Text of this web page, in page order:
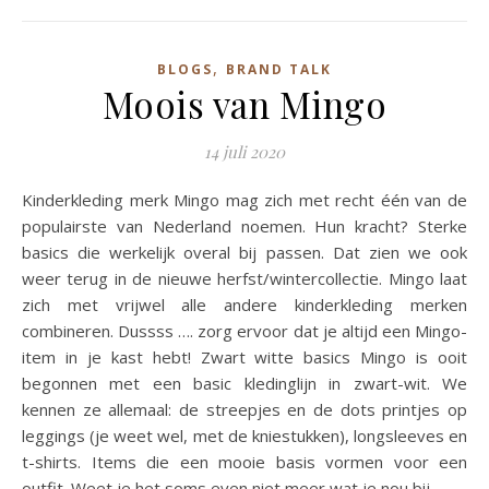
BLOGS, BRAND TALK
Moois van Mingo
14 juli 2020
Kinderkleding merk Mingo mag zich met recht één van de
populairste van Nederland noemen. Hun kracht? Sterke
basics die werkelijk overal bij passen. Dat zien we ook
weer terug in de nieuwe herfst/wintercollectie. Mingo laat
zich met vrijwel alle andere kinderkleding merken
combineren. Dussss …. zorg ervoor dat je altijd een Mingo-
item in je kast hebt! Zwart witte basics Mingo is ooit
begonnen met een basic kledinglijn in zwart-wit. We
kennen ze allemaal: de streepjes en de dots printjes op
leggings (je weet wel, met de kniestukken), longsleeves en
t-shirts. Items die een mooie basis vormen voor een